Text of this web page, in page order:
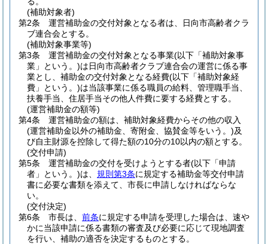
(補助対象者)
第2条
運営補助金の交付対象となる者は、日向市高齢者クラ
ブ連合会とする。
(補助対象事業等)
第3条
運営補助金の交付対象となる事業(以下「補助対象事
業」という。)は日向市高齢者クラブ連合会の運営に係る事
業とし、補助金の交付対象となる経費(以下「補助対象経
費」という。)は当該事業に係る職員の給料、管理職手当、
扶養手当、住居手当その他人件費に要する経費とする。
(運営補助金の額等)
第4条
運営補助金の額は、補助対象経費からその他の収入
(運営補助金以外の補助金、寄附金、協賛金等をいう。)及
び自主財源を控除して得た額の10分の10以内の額とする。
(交付申請)
第5条
運営補助金の交付を受けようとする者(以下「申請
者」という。)は、 規則第3条に規定する補助金等交付申請
書に必要な書類を添えて、市長に申請しなければならな
い。
(交付決定)
第6条
市長は、 前条に規定する申請を受理した場合は、速や
かに当該申請に係る書類の審査及び必要に応じて現地調査
を行い、補助の適否を決定するものとする。